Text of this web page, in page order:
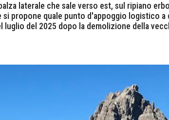
laterale che sale verso est, sul ripiano
propone quale punto d'appoggio logistico
del 2025 dopo la demolizione della